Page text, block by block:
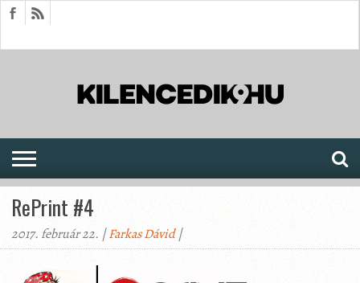
RePrint #4
2017. február 22. |Farkas Dávid|